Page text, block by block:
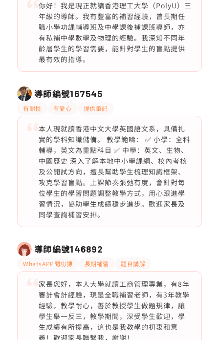
你好！我是現正就讀香港理工大學（PolyU）三
年級的導師。我有豐富的補習經驗，曾長期任
職小學功課輔導班及中學課後補課班導師，亦
有私補中學數學及物理的經驗。我深知不同年
齡層學生的學習需要，能針對學生的盲點提供
最有效的指導。
導師編號167545
有耐性 有愛心 提供筆記
本人現就讀香港中文大學英國語文系，具備扎
實的學科知識儲備。 教學範疇： ✅ 小學：全科
輔導，英文為重點科目 ✅ 中學：英文、生物、
中國歷史 深入了解本地中小學課綱、校內考核
及公開試方向，擅長幫助學生梳理知識框架、
攻克學習盲點。上課節奏張弛有度，會針對每
位學生的學習問題調整教學方式，用心跟進學
習情況，協助學生成績穩步進步。歡迎家長及
同學查詢補習安排。
導師編號146892
WhatsAPP問功課 長期補習 題目講解
家長您好，本人大學就讀工商管理專業，有8年
審計會計經驗，現是全職補習老師，有3年教學
經驗，教學耐心，善於教授學生做題規律，讓
學生舉一反三，教學期間，深受學生歡迎，學
生成績有所提高，這也是我教學的初衷和意
義！歡迎家長聯繫我，謝謝！